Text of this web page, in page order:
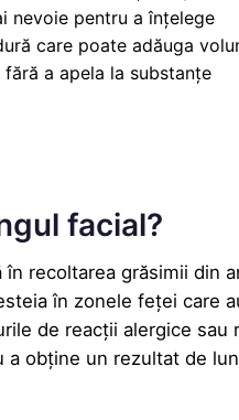
nevoie pentru a înțelege
care poate adăuga
a apela la substanțe
facial?
în recoltarea grăsimii din
în zonele feței care
de reacții alergice
obține un rezultat de